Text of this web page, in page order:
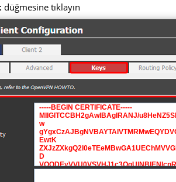
düğmesine tıklayın